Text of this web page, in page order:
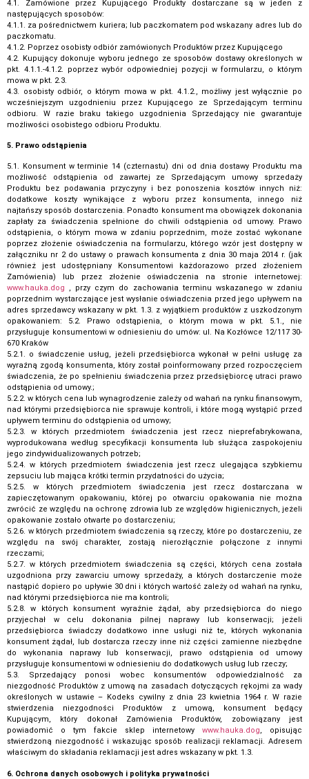
4.1. Zamówione przez Kupującego Produkty dostarczane są w jeden z
następujących sposobów:
4.1.1. za pośrednictwem kuriera; lub paczkomatem pod wskazany adres lub do
paczkomatu.
4.1.2. Poprzez osobisty odbiór zamówionych Produktów przez Kupującego
4.2. Kupujący dokonuje wyboru jednego ze sposobów dostawy określonych w
pkt. 4.1.1.-4.1.2. poprzez wybór odpowiedniej pozycji w formularzu, o którym
mowa w pkt. 2.3.
4.3. osobisty odbiór, o którym mowa w pkt. 4.1.2., możliwy jest wyłącznie po
wcześniejszym uzgodnieniu przez Kupującego ze Sprzedającym terminu
odbioru. W razie braku takiego uzgodnienia Sprzedający nie gwarantuje
możliwości osobistego odbioru Produktu.
5. Prawo odstąpienia
5.1. Konsument w terminie 14 (czternastu) dni od dnia dostawy Produktu ma
możliwość odstąpienia od zawartej ze Sprzedającym umowy sprzedaży
Produktu bez podawania przyczyny i bez ponoszenia kosztów innych niż:
dodatkowe koszty wynikające z wyboru przez konsumenta, innego niż
najtańszy sposób dostarczenia. Ponadto konsument ma obowiązek dokonania
zapłaty za świadczenia spełnione do chwili odstąpienia od umowy. Prawo
odstąpienia, o którym mowa w zdaniu poprzednim, może zostać wykonane
poprzez złożenie oświadczenia na formularzu, którego wzór jest dostępny w
załączniku nr 2 do ustawy o prawach konsumenta z dnia 30 maja 2014 r. (jak
również jest udostępniany Konsumentowi każdorazowo przed złożeniem
Zamówienia) lub przez złożenie oświadczenia na stronie internetowej:
www.hauka.dog , przy czym do zachowania terminu wskazanego w zdaniu
poprzednim wystarczające jest wysłanie oświadczenia przed jego upływem na
adres sprzedawcy wskazany w pkt. 1.3. z wyjątkiem produktów z uszkodzonym
opakowaniem: 5.2. Prawo odstąpienia, o którym mowa w pkt. 5.1., nie
przysługuje konsumentowi w odniesieniu do umów: ul. Na Kozłówce 12/117 30-
670 Kraków
5.2.1. o świadczenie usług, jeżeli przedsiębiorca wykonał w pełni usługę za
wyraźną zgodą konsumenta, który został poinformowany przed rozpoczęciem
świadczenia, że po spełnieniu świadczenia przez przedsiębiorcę utraci prawo
odstąpienia od umowy.;
5.2.2. w których cena lub wynagrodzenie zależy od wahań na rynku finansowym,
nad którymi przedsiębiorca nie sprawuje kontroli, i które mogą wystąpić przed
upływem terminu do odstąpienia od umowy;
5.2.3. w których przedmiotem świadczenia jest rzecz nieprefabrykowana,
wyprodukowana według specyfikacji konsumenta lub służąca zaspokojeniu
jego zindywidualizowanych potrzeb;
5.2.4. w których przedmiotem świadczenia jest rzecz ulegająca szybkiemu
zepsuciu lub mająca krótki termin przydatności do użycia;
5.2.5. w których przedmiotem świadczenia jest rzecz dostarczana w
zapieczętowanym opakowaniu, której po otwarciu opakowania nie można
zwrócić ze względu na ochronę zdrowia lub ze względów higienicznych, jeżeli
opakowanie zostało otwarte po dostarczeniu;
5.2.6. w których przedmiotem świadczenia są rzeczy, które po dostarczeniu, ze
względu na swój charakter, zostają nierozłącznie połączone z innymi
rzeczami;
5.2.7. w których przedmiotem świadczenia są części, których cena została
uzgodniona przy zawarciu umowy sprzedaży, a których dostarczenie może
nastąpić dopiero po upływie 30 dni i których wartość zależy od wahań na rynku,
nad którymi przedsiębiorca nie ma kontroli;
5.2.8. w których konsument wyraźnie żądał, aby przedsiębiorca do niego
przyjechał w celu dokonania pilnej naprawy lub konserwacji; jeżeli
przedsiębiorca świadczy dodatkowo inne usługi niż te, których wykonania
konsument żądał, lub dostarcza rzeczy inne niż części zamienne niezbędne
do wykonania naprawy lub konserwacji, prawo odstąpienia od umowy
przysługuje konsumentowi w odniesieniu do dodatkowych usług lub rzeczy;
5.3. Sprzedający ponosi wobec konsumentów odpowiedzialność za
niezgodność Produktów z umową na zasadach dotyczących rękojmi za wady
określonych w ustawie – Kodeks cywilny z dnia 23 kwietnia 1964 r. W razie
stwierdzenia niezgodności Produktów z umową, konsument będący
Kupującym, który dokonał Zamówienia Produktów, zobowiązany jest
powiadomić o tym fakcie sklep internetowy www.hauka.dog, opisując
stwierdzoną niezgodność i wskazując sposób realizacji reklamacji. Adresem
właściwym do składania reklamacji jest adres wskazany w pkt. 1.3.
6. Ochrona danych osobowych i polityka prywatności